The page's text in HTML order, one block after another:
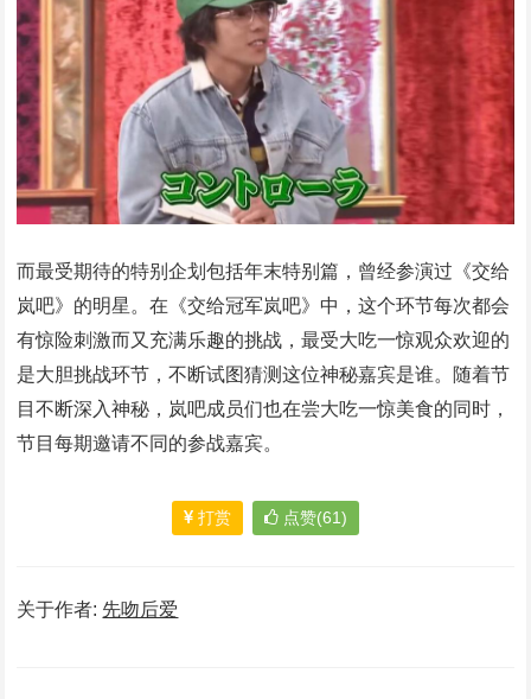
而最受期待的特别企划包括年末特别篇，曾经参演过《交给
岚吧》的明星。在《交给冠军岚吧》中，这个环节每次都会
有惊险刺激而又充满乐趣的挑战，最受大吃一惊观众欢迎的
是大胆挑战环节，不断试图猜测这位神秘嘉宾是谁。随着节
目不断深入神秘，岚吧成员们也在尝大吃一惊美食的同时，
节目每期邀请不同的参战嘉宾。
打赏 点赞(61)
关于作者: 先吻后爱